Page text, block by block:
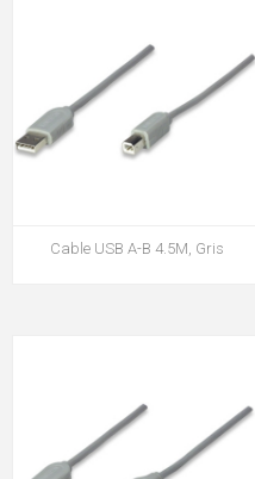
Cable USB A-B 4.5M, Gris